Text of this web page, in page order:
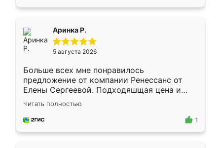
Аринка Р.
5 августа 2026
Больше всех мне понравилось
предложение от компании Ренессанс от
Елены Сергеевой. Подходяшщая цена и
короткие сроки изготовления. Приехавший
для замера сотрудник Владислав
предложил по моему эскизу самый
Читать полностью
1